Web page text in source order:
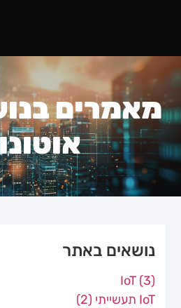
מאמרים
נושאים באתר
IoT(3)
IoT תעשייתי
(2)